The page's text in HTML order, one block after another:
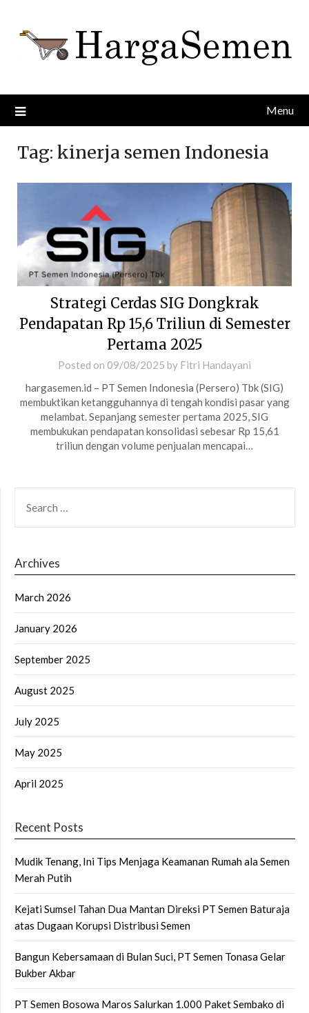
content
Menu
Tag: kinerja semen Indonesia
Strategi Cerdas SIG Dongkrak
Pendapatan Rp 15,6 Triliun di Semester
Pertama 2025
Posted on 09/08/2025 by Fitri Handayani
hargasemen.id – PT Semen Indonesia (Persero) Tbk (SIG)
membuktikan ketangguhannya di tengah kondisi pasar yang
melambat. Sepanjang semester pertama 2025, SIG
membukukan pendapatan konsolidasi sebesar Rp 15,61
triliun dengan volume penjualan mencapai…
FOR:
Archives
March 2026
January 2026
September 2025
August 2025
July 2025
May 2025
April 2025
Recent Posts
Mudik Tenang, Ini Tips Menjaga Keamanan Rumah ala Semen
Merah Putih
Kejati Sumsel Tahan Dua Mantan Direksi PT Semen Baturaja
atas Dugaan Korupsi Distribusi Semen
Bangun Kebersamaan di Bulan Suci, PT Semen Tonasa Gelar
Bukber Akbar
PT Semen Bosowa Maros Salurkan 1.000 Paket Sembako di